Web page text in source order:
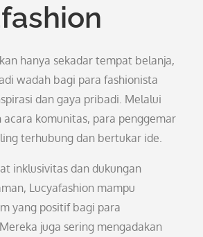
hanya sekadar tempat belanja,
wadah bagi para fashionista
dan gaya pribadi. Melalui
acara komunitas, para penggemar
terhubung dan bertukar ide.
inklusivitas dan dukungan
Lucyafashion mampu
yang positif bagi para
juga sering mengadakan